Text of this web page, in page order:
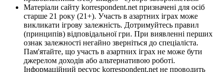
Матеріали сайту korrespondent.net призначені для осіб
старше 21 року (21+). Участь в азартних іграх може
викликати ігрову залежність. Дотримуйтесь правил
(принципів) відповідальної гри. При виявленні перших
ознак залежності негайно зверніться до спеціаліста.
Пам'ятайте, що участь в азартних іграх не може бути
джерелом доходів або альтернативою роботі.
Інформаційний ресурс korrespondent.net не проводить